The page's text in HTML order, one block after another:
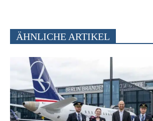
ÄHNLICHE ARTIKEL